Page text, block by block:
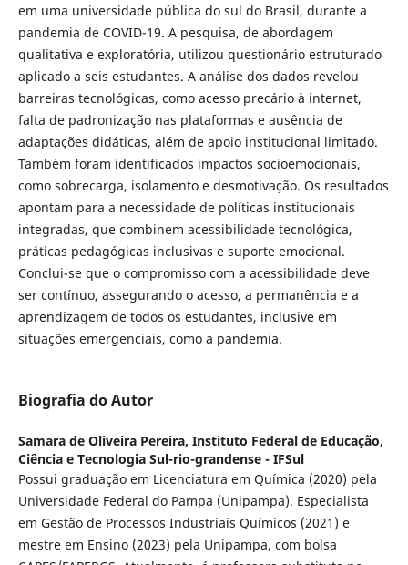
em uma universidade pública do sul do Brasil, durante a
pandemia de COVID-19. A pesquisa, de abordagem
qualitativa e exploratória, utilizou questionário estruturado
aplicado a seis estudantes. A análise dos dados revelou
barreiras tecnológicas, como acesso precário à internet,
falta de padronização nas plataformas e ausência de
adaptações didáticas, além de apoio institucional limitado.
Também foram identificados impactos socioemocionais,
como sobrecarga, isolamento e desmotivação. Os resultados
apontam para a necessidade de políticas institucionais
integradas, que combinem acessibilidade tecnológica,
práticas pedagógicas inclusivas e suporte emocional.
Conclui-se que o compromisso com a acessibilidade deve
ser contínuo, assegurando o acesso, a permanência e a
aprendizagem de todos os estudantes, inclusive em
situações emergenciais, como a pandemia.
Biografia do Autor
Samara de Oliveira Pereira, Instituto Federal de Educação,
Ciência e Tecnologia Sul-rio-grandense - IFSul
Possui graduação em Licenciatura em Química (2020) pela
Universidade Federal do Pampa (Unipampa). Especialista
em Gestão de Processos Industriais Químicos (2021) e
mestre em Ensino (2023) pela Unipampa, com bolsa